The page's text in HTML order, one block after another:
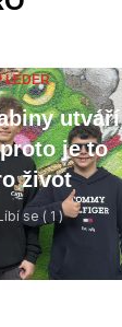
LEDER
utváří
je to
život
se ( 1 )